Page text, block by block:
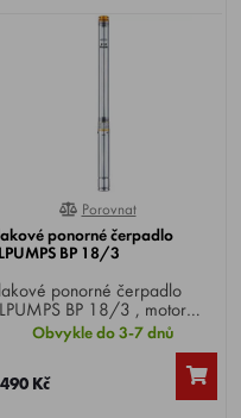
0%
Porovnat
ponorné čerpadlo
BP 18/3
ponorné čerpadlo
BP 18/3 , motor
1000 W, max. dopravní výška
60 m, max. dopravní množství
tepelná pojistka
chrání motor před přetížením.
Obvykle do 3-7 dnů
Kč